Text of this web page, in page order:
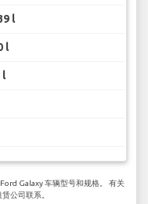
l
l
l
Galaxy 车辆型号和规格。 有关
公司联系。